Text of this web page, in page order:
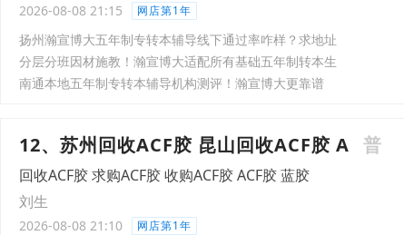
2026-08-08 21:15 网店第1年
扬州瀚宣博大五年制专转本辅导线下通过率咋样？求地址
分层分班因材施教！瀚宣博大适配所有基础五年制转本生
南通本地五年制专转本辅导机构测评！瀚宣博大更靠谱
12、苏州回收ACF胶 昆山回收ACF胶 A 普
回收ACF胶 求购ACF胶 收购ACF胶 ACF胶 蓝胶
刘生
2026-08-08 21:10 网店第1年